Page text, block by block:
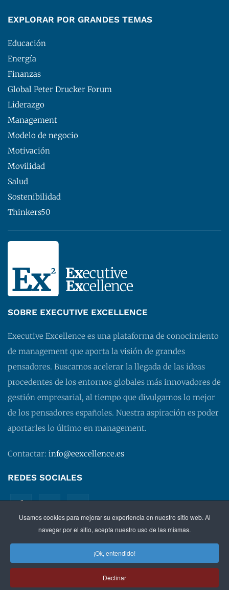
Usamos cookies para mejorar su experiencia en nuestro sitio web. Al
navegar por el sitio, acepta nuestro uso de las mismas.
¡Ok, entendido!
Declinar
EXPLORAR POR GRANDES TEMAS
Educación
Energía
Finanzas
Global Peter Drucker Forum
Liderazgo
Management
Modelo de negocio
Motivación
Movilidad
Salud
Sostenibilidad
Thinkers50
SOBRE EXECUTIVE EXCELLENCE
Executive Excellence es una plataforma de conocimiento
de management que aporta la visión de grandes
pensadores. Buscamos acelerar la llegada de las ideas
procedentes de los entornos globales más innovadores de
gestión empresarial, al tiempo que divulgamos lo mejor
de los pensadores españoles. Nuestra aspiración es poder
aportarles lo último en management.
Contactar: info@eexcellence.es
REDES SOCIALES
©2026 EXECUTIVE EXCELLENCE.Managementpara